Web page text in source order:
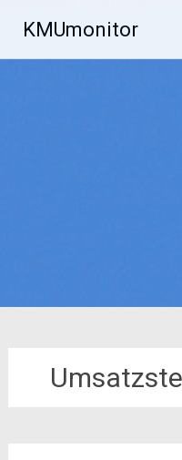
Inhalt
springen
KMUmonitor